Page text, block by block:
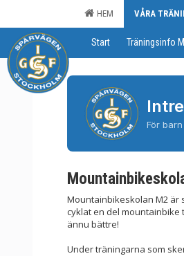
HEM VÅRA
Start Träningsinfo
För
Mountainbikeskolan M2 är
cyklat en del mountainbike
ännu bättre!
Under träningarna som